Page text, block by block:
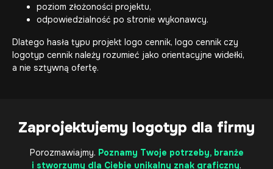
poziom złożoności projektu,
odpowiedzialność po stronie wykonawcy.
Dlatego hasła typu projekt logo cennik, logo cennik czy
logotyp cennik należy rozumieć jako orientacyjne widełki,
a nie sztywną ofertę.
Zaprojektujemy logotyp dla firmy
Porozmawiajmy. Poznamy Twoje potrzeby, branże
i stworzymy dla Ciebie unikalny znak graficzny.